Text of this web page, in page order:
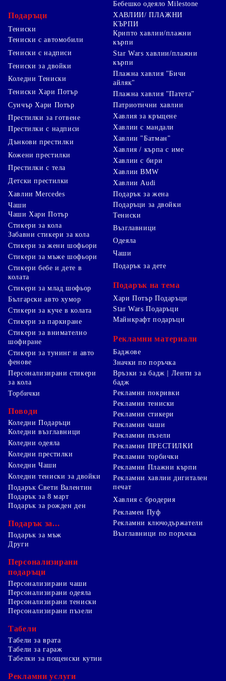
Подаръци
Тениски
Тениски с автомобили
Тениски с надписи
Тениски за двойки
Коледни Тениски
Тениски Хари Потър
Суичър Хари Потър
Престилки за готвене
Престилки с надписи
Дънкови престилки
Кожени престилки
Престилки с тела
Детски престилки
Бебешко одеяло Milestone
ХАВЛИИ/ ПЛАЖНИ
КЪРПИ
Крипто хавлии/плажни
кърпи
Star Wars хавлии/плажни
кърпи
Плажна хавлия "Бичи
айляк"
Плажна хавлия "Патета"
Патриотични хавлии
Хавлия за кръщене
Хавлии с мандали
Хавлии "Батман"
Хавлия / кърпа с име
Хавлии с бири
Хавлии BMW
Хавлии Audi
Хавлии Mercedes
Чаши
Чаши Хари Потър
Стикери за кола
Забавни стикери за кола
Стикери за жени шофьори
Стикери за мъже шофьори
Стикери бебе и дете в
колата
Стикери за млад шофьор
Български авто хумор
Стикери за куче в колата
Стикери за паркиране
Стикери за внимателно
шофиране
Стикери за тунинг и авто
фенове
Персонализирани стикери
за кола
Торбички
Поводи
Коледни Подаръци
Коледни възглавници
Коледни одеяла
Коледни престилки
Коледни Чаши
Коледни тениски за двойки
Подарък Свети Валентин
Подарък за 8 март
Подарък за рожден ден
Подарък за...
Подарък за мъж
Подарък за жена
Подаръци за двойки
Тениски
Възглавници
Одеяла
Чаши
Подарък за дете
Подарък на тема
Хари Потър Подаръци
Star Wars Подаръци
Майнкрафт подаръци
Рекламни материали
Баджове
Значки по поръчка
Връзки за бадж | Ленти за
бадж
Рекламни покривки
Рекламни тениски
Рекламни стикери
Рекламни чаши
Рекламни пъзели
Рекламни ПРЕСТИЛКИ
Рекламни торбички
Рекламни Плажни кърпи
Рекламни хавлии дигитален
печат
Хавлия с бродерия
Рекламен Пуф
Рекламни ключодържатели
Възглавници по поръчка
Други
Персонализирани
подаръци
Персонализирани чаши
Персонализирани одеяла
Персонализирани тениски
Персонализирани пъзели
Табели
Табели за врата
Табели за гараж
Табелки за пощенски кутии
Рекламни услуги